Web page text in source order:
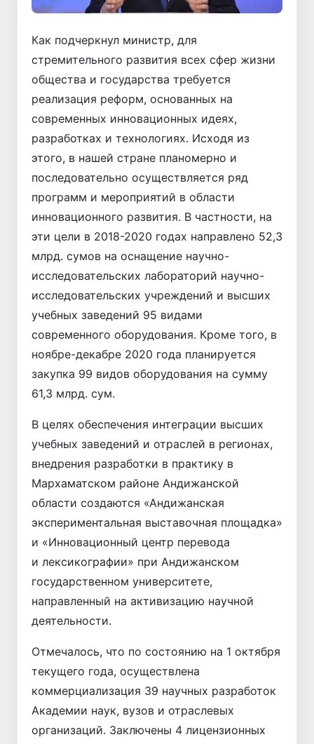
Как подчеркнул министр, для
стремительного развития всех сфер жизни
общества и государства требуется
реализация реформ, основанных на
современных инновационных идеях,
разработках и технологиях. Исходя из
этого, в нашей стране планомерно и
последовательно осуществляется ряд
программ и мероприятий в области
инновационного развития. В частности, на
эти цели в 2018-2020 годах направлено 52,3
млрд. сумов на оснащение научно-
исследовательских лабораторий научно-
исследовательских учреждений и высших
учебных заведений 95 видами
современного оборудования. Кроме того, в
ноябре-декабре 2020 года планируется
закупка 99 видов оборудования на сумму
61,3 млрд. сум.
В целях обеспечения интеграции высших
учебных заведений и отраслей в регионах,
внедрения разработки в практику в
Мархаматском районе Андижанской
области создаются «Андижанская
экспериментальная выставочная площадка»
и «Инновационный центр перевода
и лексикографии» при Андижанском
государственном университете,
направленный на активизацию научной
деятельности.
Отмечалось, что по состоянию на 1 октября
текущего года, осуществлена
коммерциализация 39 научных разработок
Академии наук, вузов и отраслевых
организаций. Заключены 4 лицензионных